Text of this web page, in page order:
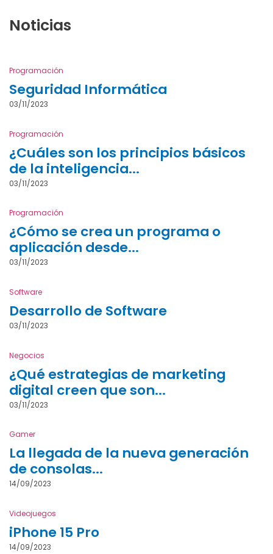
Noticias
Programación
Seguridad Informática
03/11/2023
Programación
¿Cuáles son los principios básicos
de la inteligencia...
03/11/2023
Programación
¿Cómo se crea un programa o
aplicación desde...
03/11/2023
Software
Desarrollo de Software
03/11/2023
Negocios
¿Qué estrategias de marketing
digital creen que son...
03/11/2023
Gamer
La llegada de la nueva generación
de consolas...
14/09/2023
Videojuegos
iPhone 15 Pro
14/09/2023